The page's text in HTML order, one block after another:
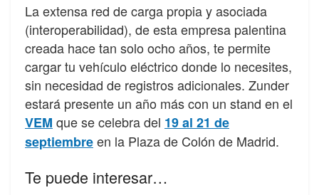
La extensa red de carga propia y asociada
(interoperabilidad), de esta empresa palentina
creada hace tan solo ocho años, te permite
cargar tu vehículo eléctrico donde lo necesites,
sin necesidad de registros adicionales. Zunder
estará presente un año más con un stand en el
VEM que se celebra del 19 al 21 de
septiembreen la Plaza de Colón de Madrid.
Te puede interesar…